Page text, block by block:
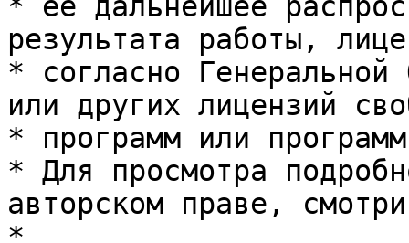
результата работы,
* согласно Генеральной
или других лицензий
* программ или
* Для просмотра
авторском праве,